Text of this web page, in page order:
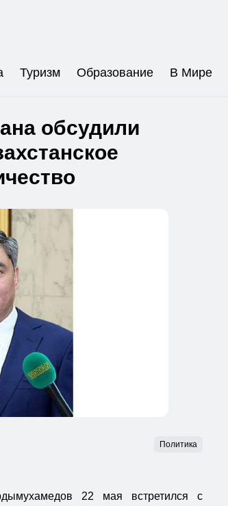
Туризм Образование В Мире
обсудили
Политика
22 мая встретился с